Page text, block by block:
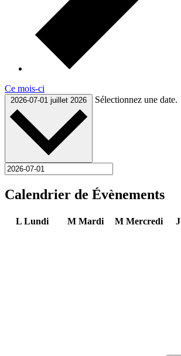
Ce mois-ci
2026-07-01 juillet 2026 Sélectionnez une date.
Calendrier de Évènements
L Lundi M Mardi M Mercredi J